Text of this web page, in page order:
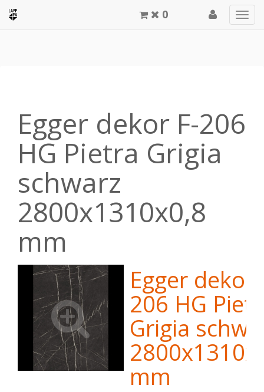
0
Egger dekor F-206
HG Pietra Grigia
schwarz
2800x1310x0,8
mm
Egger dekor
206 HG
Grigia
mm